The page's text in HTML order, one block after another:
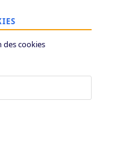
cookies
Escape